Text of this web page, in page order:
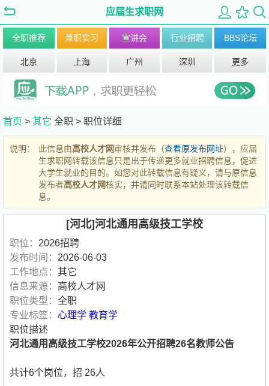
应届生求职网
全职推荐 兼职实习 宣讲会 行业招聘 BBS论坛
北京 上海 广州 深圳 更多
首页 > 其它 全职 > 职位详细
说明： 此信息由高校人才网审核并发布（查看原发布网址），应届
生求职网转载该信息只是出于传递更多就业招聘信息，促进
大学生就业的目的。如您对此转载信息有疑义，请与原信息
发布者高校人才网核实，并请同时联系本站处理该转载信
息。
[河北]河北通用高级技工学校
职位： 2026招聘
发布时间： 2026-06-03
工作地点： 其它
信息来源： 高校人才网
职位类型： 全职
专业标签： 心理学 教育学
职位描述
河北通用高级技工学校2026年公开招聘26名教师公告
共计6个岗位，招 26人